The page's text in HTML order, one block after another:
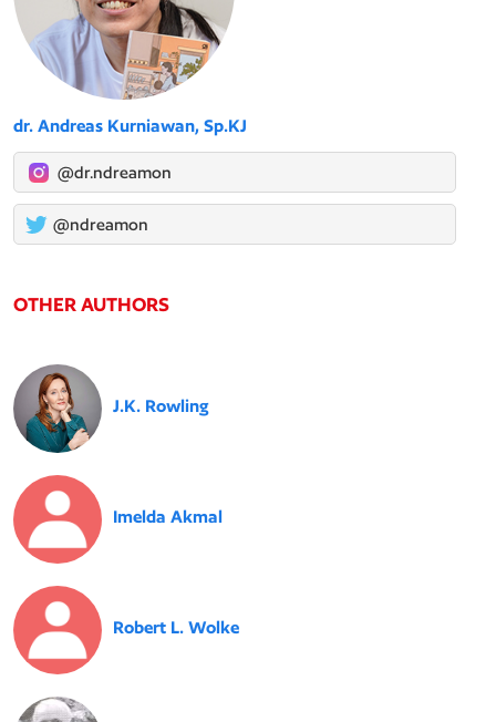
dr. Andreas Kurniawan, Sp.KJ
@dr.ndreamon
@ndreamon
OTHER AUTHORS
J.K. Rowling
Imelda Akmal
Robert L. Wolke